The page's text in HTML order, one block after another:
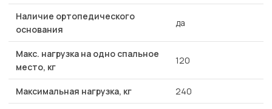
Наличие ортопедического
основания
да
Макс. нагрузка на одно спальное
место, кг
120
Максимальная нагрузка, кг 240